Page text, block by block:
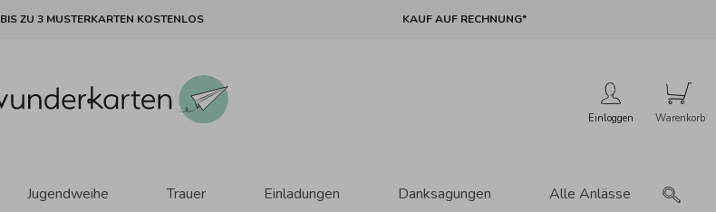
BIS ZU 3 MUSTERKARTEN KOSTENLOS KAUF AUF RECHNUNG*
Einloggen
Jugendweihe Trauer Einladungen Danksagungen Alle Anlässe